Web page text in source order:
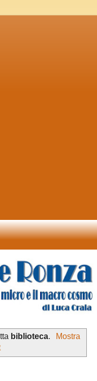
biblioteca.
Mostra